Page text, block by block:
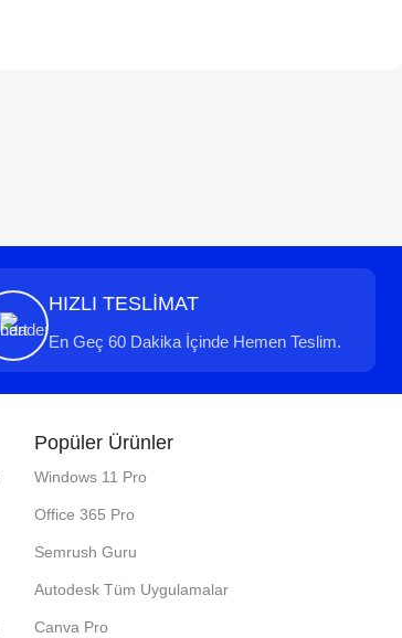
HIZLI TESLİMAT
En Geç 60 Dakika İçinde Hemen Teslim.
Popüler Ürünler
Windows 11 Pro
Office 365 Pro
Semrush Guru
Autodesk Tüm Uygulamalar
Canva Pro